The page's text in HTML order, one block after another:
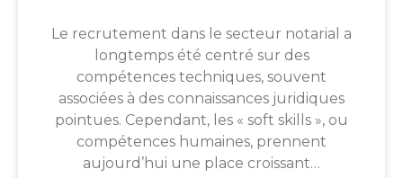
Le recrutement dans le secteur notarial a
longtemps été centré sur des
compétences techniques, souvent
associées à des connaissances juridiques
pointues. Cependant, les « soft skills », ou
compétences humaines, prennent
aujourd’hui une place croissant…